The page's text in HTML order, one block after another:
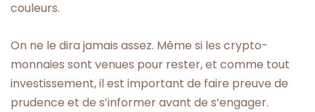
couleurs.
On ne le dira jamais assez. Même si les crypto-
monnaies sont venues pour rester, et comme tout
investissement, il est important de faire preuve de
prudence et de s’informer avant de s’engager.